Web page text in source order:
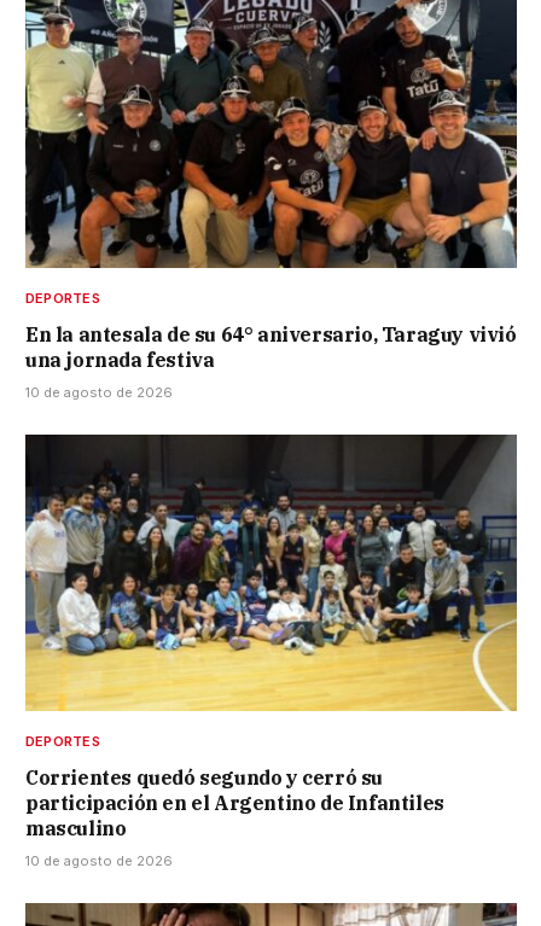
DEPORTES
En la antesala de su 64° aniversario, Taraguy vivió
una jornada festiva
10 de agosto de 2026
DEPORTES
Corrientes quedó segundo y cerró su
participación en el Argentino de Infantiles
masculino
10 de agosto de 2026